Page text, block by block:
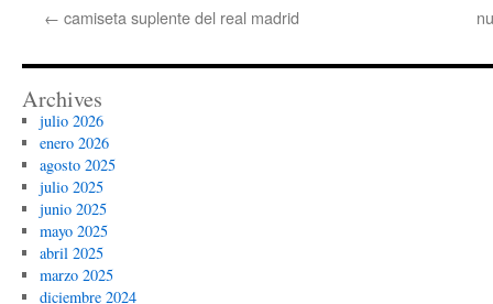
← camiseta suplente del real madrid
Archives
julio 2026
enero 2026
agosto 2025
julio 2025
junio 2025
mayo 2025
abril 2025
marzo 2025
diciembre 2024